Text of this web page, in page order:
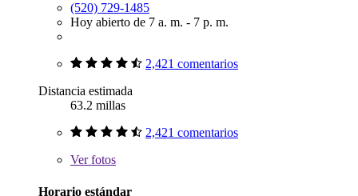
(520) 729-1485
Hoy abierto de 7 a. m. - 7 p. m.
2,421 comentarios
Distancia estimada
63.2 millas
2,421 comentarios
Verfotos
Horario estándar